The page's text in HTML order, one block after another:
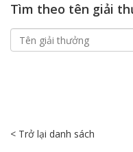
Tìm theo tên giải
< Trở lại danh sách